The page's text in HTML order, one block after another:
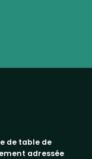
de table de
adressée